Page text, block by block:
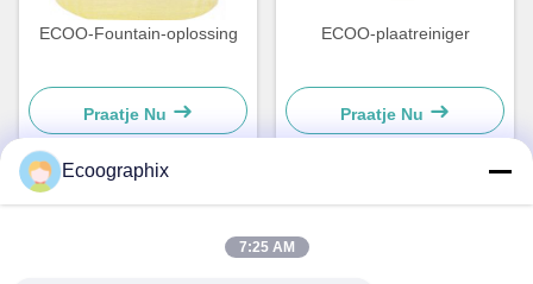
ECOO-Fountain-oplossing
Praatje Nu
ECOO-plaatreiniger
Praatje Nu
Ecoographix
7:25 AM